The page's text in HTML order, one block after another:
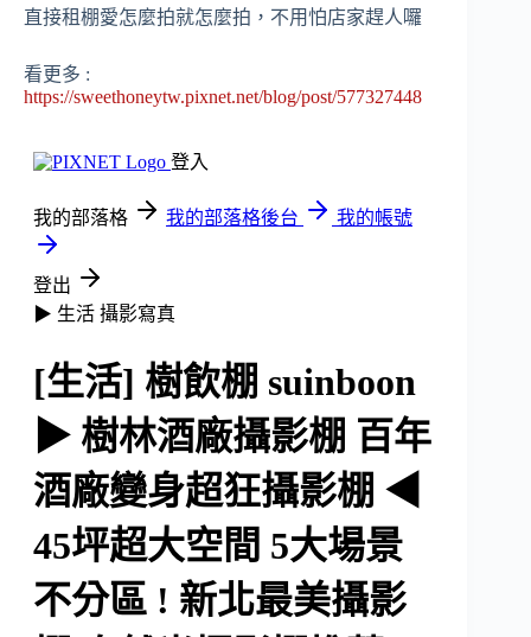
直接租棚愛怎麼拍就怎麼拍，不用怕店家趕人囉
看更多 :
https://sweethoneytw.pixnet.net/blog/post/577327448